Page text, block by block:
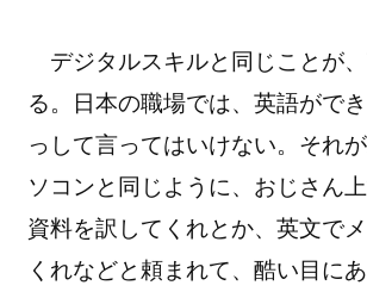
デジタルスキルと同じことが、
る。日本の職場では、英語がで
っして言ってはいけない。それ
ソコンと同じように、おじさん
資料を訳してくれとか、英文で
くれなどと頼まれて、酷い目にあ